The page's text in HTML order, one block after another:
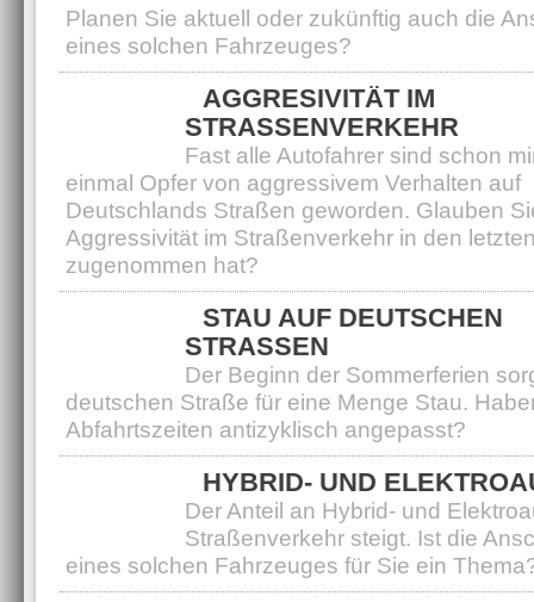
Planen Sie aktuell oder zukünftig auch die
eines solchen Fahrzeuges?
AGGRESIVITÄT IM
STRASSENVERKEHR
Fast alle Autofahrer sind schon
einmal Opfer von aggressivem Verhalten auf
Deutschlands Straßen geworden. Glauben
Aggressivität im Straßenverkehr in den
zugenommen hat?
STAU AUF DEUTSCHEN
STRASSEN
Der Beginn der Sommerferien
deutschen Straße für eine Menge Stau.
Abfahrtszeiten antizyklisch angepasst?
HYBRID- UND
Der Anteil an Hybrid- und
Straßenverkehr steigt. Ist die
eines solchen Fahrzeuges für Sie ein